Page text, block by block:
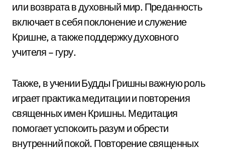
или возврата в духовный мир. Преданность
включает в себя поклонение и служение
Кришне, а также поддержку духовного
учителя – гуру.
Также, в учении Будды Гришны важную роль
играет практика медитации и повторения
священных имен Кришны. Медитация
помогает успокоить разум и обрести
внутренний покой. Повторение священных